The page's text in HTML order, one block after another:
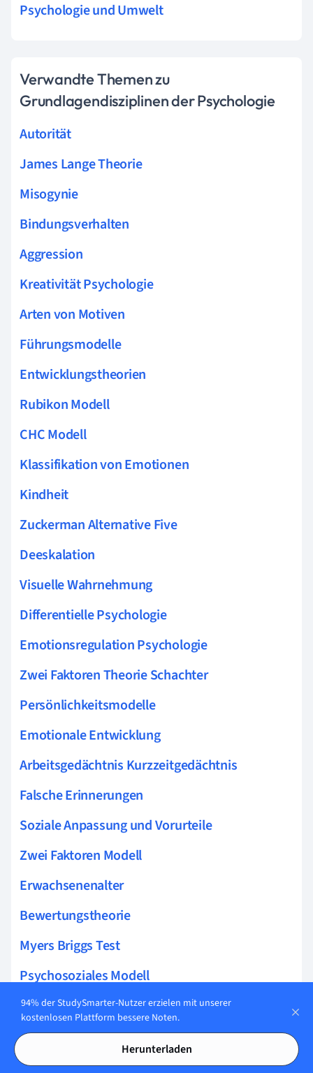
Psychologie und Umwelt
Verwandte Themen zu
Grundlagendisziplinen der Psychologie
Autorität
James Lange Theorie
Misogynie
Bindungsverhalten
Aggression
Kreativität Psychologie
Arten von Motiven
Führungsmodelle
Entwicklungstheorien
Rubikon Modell
CHC Modell
Klassifikation von Emotionen
Kindheit
Zuckerman Alternative Five
Deeskalation
Visuelle Wahrnehmung
Differentielle Psychologie
Emotionsregulation Psychologie
Zwei Faktoren Theorie Schachter
Persönlichkeitsmodelle
Emotionale Entwicklung
Arbeitsgedächtnis Kurzzeitgedächtnis
Falsche Erinnerungen
Soziale Anpassung und Vorurteile
Zwei Faktoren Modell
Erwachsenenalter
Bewertungstheorie
Myers Briggs Test
Psychosoziales Modell
Langzeitgedächtnis
Kognitive Entwicklung Piaget
Sensorischer Speicher
94% der StudySmarter-Nutzer erzielen mit unserer
kostenlosen Plattform bessere Noten.
Herunterladen